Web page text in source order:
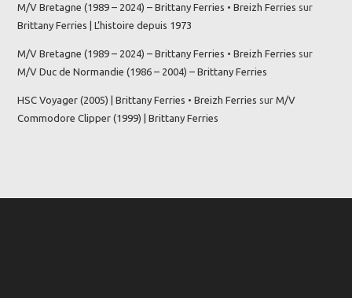
M/V Bretagne (1989 – 2024) – Brittany Ferries • Breizh Ferries sur
Brittany Ferries | L’histoire depuis 1973
M/V Bretagne (1989 – 2024) – Brittany Ferries • Breizh Ferries sur
M/V Duc de Normandie (1986 – 2004) – Brittany Ferries
HSC Voyager (2005) | Brittany Ferries • Breizh Ferries surM/V
Commodore Clipper (1999) | Brittany Ferries